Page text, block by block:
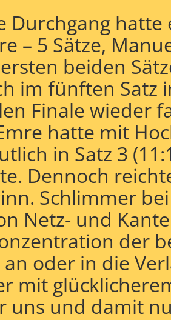
Durchgang hatte
– 5 Sätze,
beiden
im fünften Satz
Finale wieder
hatte mit
in Satz 3
Dennoch
Schlimmer
Netz- und
der
oder in die
mit
uns und damit